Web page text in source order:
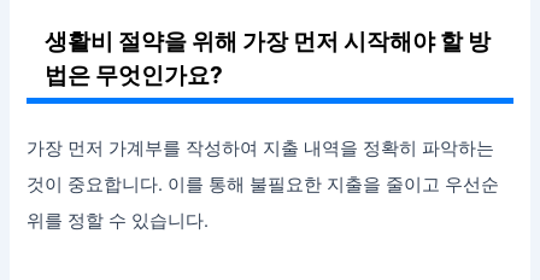
생활비 절약을 위해 가장 먼저 시작해야 할 방
법은 무엇인가요?
가장 먼저 가계부를 작성하여 지출 내역을 정확히 파악하는
것이 중요합니다. 이를 통해 불필요한 지출을 줄이고 우선순
위를 정할 수 있습니다.